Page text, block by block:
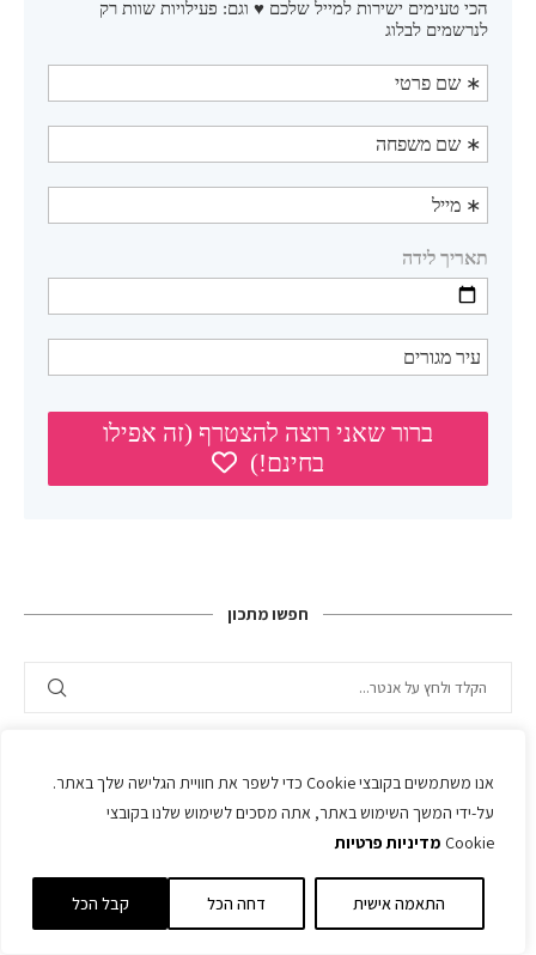
אנו משתמשים בקובצי Cookie כדי לשפר את חוויית הגלישה שלך באתר.
על-ידי המשך השימוש באתר, אתה מסכים לשימוש שלנו בקובצי
Cookie מדיניות פרטיות
התאמה אישית דחה הכל קבל הכל
חפשו מתכון